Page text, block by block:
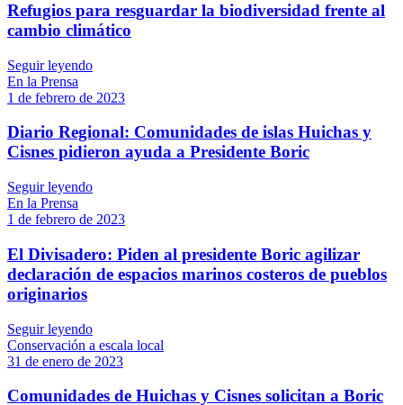
Refugios para resguardar la biodiversidad frente al
cambio climático
Seguir leyendo
En la Prensa
1 de febrero de 2023
Diario Regional: Comunidades de islas Huichas y
Cisnes pidieron ayuda a Presidente Boric
Seguir leyendo
En la Prensa
1 de febrero de 2023
El Divisadero: Piden al presidente Boric agilizar
declaración de espacios marinos costeros de pueblos
originarios
Seguir leyendo
Conservación a escala local
31 de enero de 2023
Comunidades de Huichas y Cisnes solicitan a Boric